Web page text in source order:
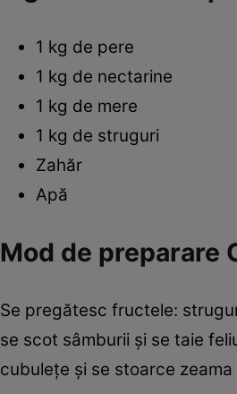
1 kg de pere
1 kg de nectarine
1 kg de mere
1 kg de struguri
Zahăr
Apă
Mod de preparare
Se pregătesc fructele:
se scot sâmburii şi se taie
cubuleţe şi se stoarce